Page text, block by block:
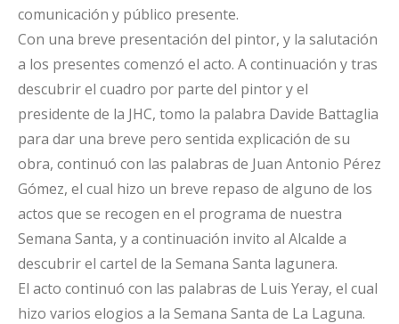
comunicación y público presente.
Con una breve presentación del pintor, y la salutación
a los presentes comenzó el acto. A continuación y tras
descubrir el cuadro por parte del pintor y el
presidente de la JHC, tomo la palabra Davide Battaglia
para dar una breve pero sentida explicación de su
obra, continuó con las palabras de Juan Antonio Pérez
Gómez, el cual hizo un breve repaso de alguno de los
actos que se recogen en el programa de nuestra
Semana Santa, y a continuación invito al Alcalde a
descubrir el cartel de la Semana Santa lagunera.
El acto continuó con las palabras de Luis Yeray, el cual
hizo varios elogios a la Semana Santa de La Laguna.